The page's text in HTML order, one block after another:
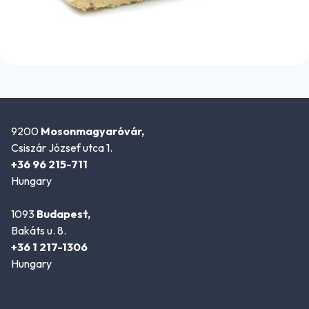
9200 Mosonmagyaróvár,
Csiszár József utca 1.
+36 96 215-711
Hungary
1093 Budapest,
Bakáts u. 8.
+36 1 217-1306
Hungary